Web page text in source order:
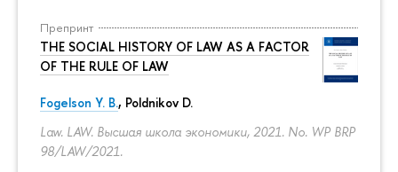
Препринт
THE SOCIAL HISTORY OF LAW AS A FACTOR
OF THE RULE OF LAW
Fogelson Y. B., Poldnikov D.
Law. LAW. Высшая школа экономики, 2021. No. WP BRP
98/LAW/2021.